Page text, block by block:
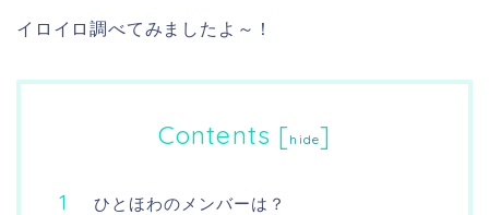
イロイロ調べてみましたよ～！
Contents [hide]
ひとほわのメンバーは？